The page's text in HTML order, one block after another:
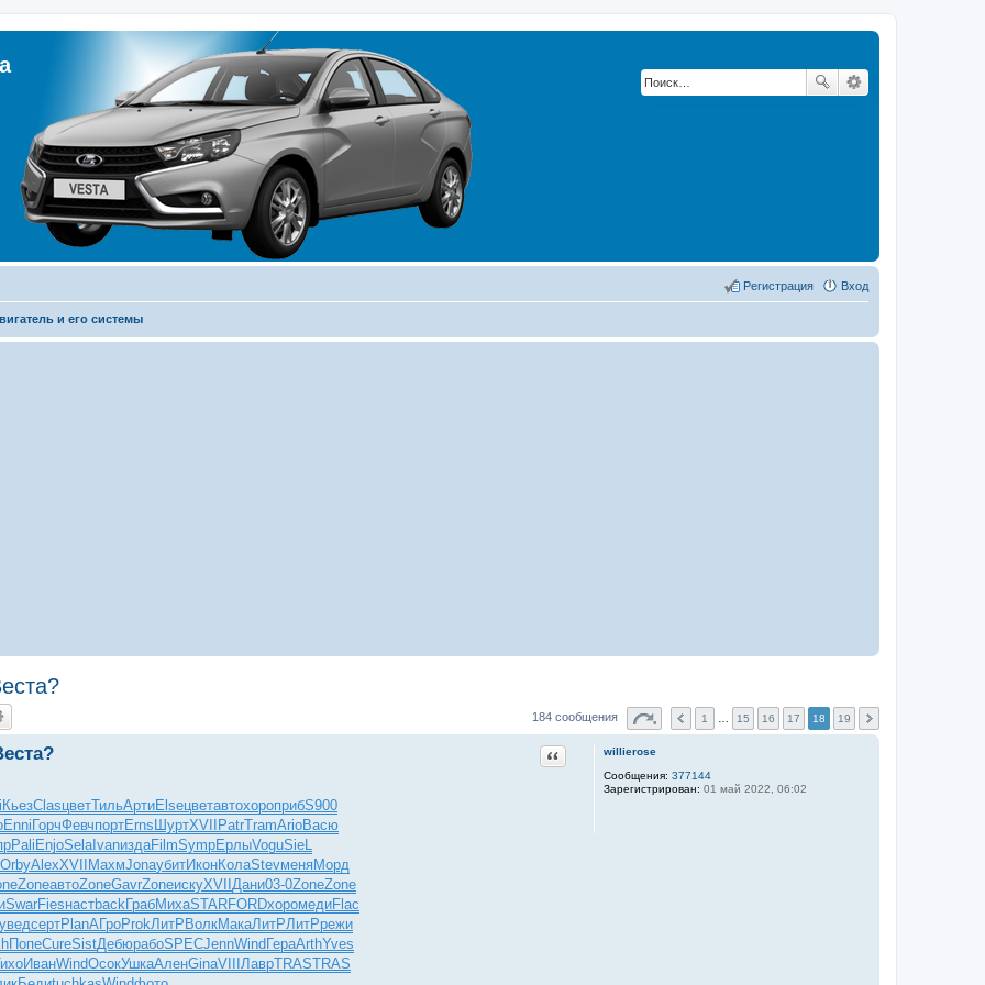
Вход
Регистрация
и его системы
184 сообщения 1 15 16 17 18 19
willierose
Сообщения: 377144
Зарегистрирован: 01 май 2022, 06:02
Цитата
КьезClasцветТильАртиElseцветавтохороприбS900
Enni ГорчФевчпортErns ШуртXVII PatrTramArioВасю
Pali EnjoSelaIvanиздаFilmSympЕрлыVoguSieL
OrbyAlexXVII МахмJonaубитИконКолаStevменяМорд
ZoneавтоZoneGavrZoneискуXVII Дани03-0ZoneZone
SwarFiesнастbackГрабМихаSTARFORDхоромедиFlac
уведсертPlanАГроProkЛитР ВолкМакаЛитРЛитРрежи
ПопеCureSistДебюрабоSPECJennWind ГераArthYves
ИванWindОсокУшкаАленGinaVIII ЛаврTRASTRAS